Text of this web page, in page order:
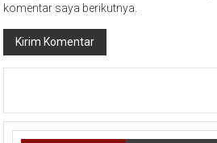
komentar saya berikutnya.